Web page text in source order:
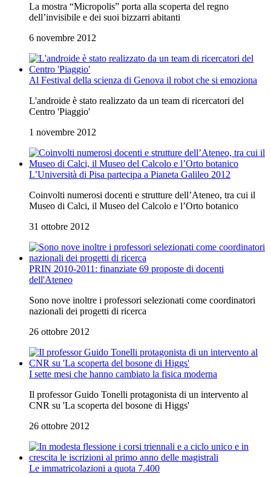
La mostra “Micropolis” porta alla scoperta del regno
dell’invisibile e dei suoi bizzarri abitanti
6 novembre 2012
Al Festival della scienza di Genova il robot che si emoziona
L'androide è stato realizzato da un team di ricercatori del
Centro 'Piaggio'
1 novembre 2012
L’Università di Pisa partecipa a Pianeta Galileo 2012
Coinvolti numerosi docenti e strutture dell’Ateneo, tra cui il
Museo di Calci, il Museo del Calcolo e l’Orto botanico
31 ottobre 2012
PRIN 2010-2011: finanziate 69 proposte di docenti
dell'Ateneo
Sono nove inoltre i professori selezionati come coordinatori
nazionali dei progetti di ricerca
26 ottobre 2012
I sette mesi che hanno cambiato la fisica moderna
Il professor Guido Tonelli protagonista di un intervento al
CNR su 'La scoperta del bosone di Higgs'
26 ottobre 2012
Le immatricolazioni a quota 7.400